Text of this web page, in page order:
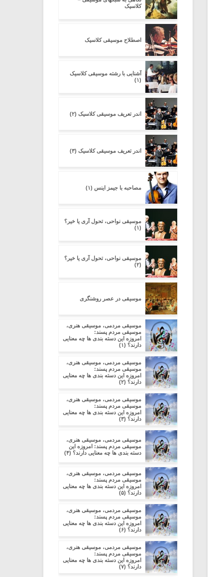
کلاسیک
اصطلاح موسیقی کلاسیک
آشنایی با رشته موسیقی کلاسیک
(۱)
اندر تعریف موسیقی کلاسیک (۲)
اندر تعریف موسیقی کلاسیک (۳)
مصاحبه با جیمز اینس (۱)
موسیقی نواحی، تحول آری یا خیر؟
(۱)
موسیقی نواحی، تحول آری یا خیر؟
(۲)
موسیقی در عصر روشنگری
موسیقی مردمی، موسیقی هنری،
موسیقی مردم پسند:
امروزه این دسته بندی ها چه معنایی
دارند؟ (۱)
موسیقی مردمی، موسیقی هنری،
موسیقی مردم پسند:
امروزه این دسته بندی ها چه معنایی
دارند؟ (۲)
موسیقی مردمی، موسیقی هنری،
موسیقی مردم پسند:
امروزه این دسته بندی ها چه معنایی
دارند؟ (۳)
موسیقی مردمی، موسیقی هنری،
موسیقی مردم پسند: امروزه این
دسته بندی ها چه معنایی دارند؟ (۴)
موسیقی مردمی، موسیقی هنری،
موسیقی مردم پسند:
امروزه این دسته بندی ها چه معنایی
دارند؟ (۵)
موسیقی مردمی، موسیقی هنری،
موسیقی مردم پسند:
امروزه این دسته بندی ها چه معنایی
دارند؟ (۶)
موسیقی مردمی، موسیقی هنری،
موسیقی مردم پسند:
امروزه این دسته بندی ها چه معنایی
دارند؟ (۷)